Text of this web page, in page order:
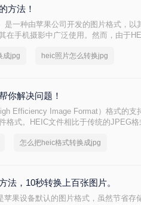
方法！
一种由苹果公司开发的图片格式，以
在手机摄影中广泛使用。然而，由于
常见的需求。那么heic照片怎么转换jpg
成jpg heic照片怎么转换jpg
你解决问题！
Efficiency Image Format）格式的支
格式。HEIC文件相比于传统的JPEG格
文件转换为更通用的JPG格式，成为
怎么把heic格式转换成jpg
法，10秒转换上百张图片。
果设备默认的图片格式，虽然节省存